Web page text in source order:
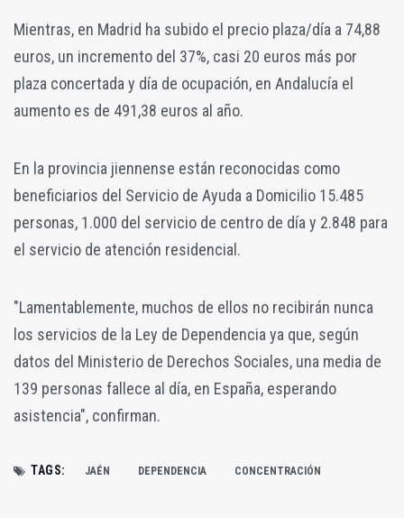
Mientras, en Madrid ha subido el precio plaza/día a 74,88
euros, un incremento del 37%, casi 20 euros más por
plaza concertada y día de ocupación, en Andalucía el
aumento es de 491,38 euros al año.
En la provincia jiennense están reconocidas como
beneficiarios del Servicio de Ayuda a Domicilio 15.485
personas, 1.000 del servicio de centro de día y 2.848 para
el servicio de atención residencial.
"Lamentablemente, muchos de ellos no recibirán nunca
los servicios de la Ley de Dependencia ya que, según
datos del Ministerio de Derechos Sociales, una media de
139 personas fallece al día, en España, esperando
asistencia", confirman.
TAGS: JAÉN DEPENDENCIA CONCENTRACIÓN